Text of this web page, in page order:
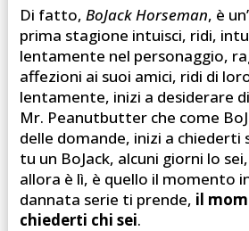
Di fatto, BoJack Horseman, è
prima stagione intuisci, ridi,
lentamente nel personaggio,
affezioni ai suoi amici, ridi di
lentamente, inizi a desiderare
Mr. Peanutbutter che come
delle domande, inizi a chiederti
tu un BoJack, alcuni giorni lo
allora è lì, è quello il momento
dannata serie ti prende, il
chiederti chi sei.